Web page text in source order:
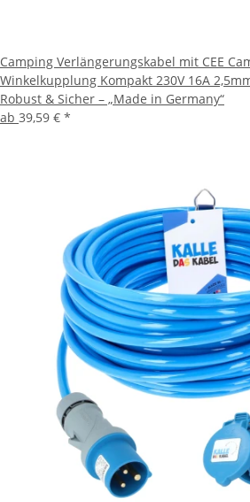
Camping Verlängerungskabel mit CEE
Winkelkupplung Kompakt 230V 16A
Robust & Sicher – „Made in Germany“
ab 39,59 € *